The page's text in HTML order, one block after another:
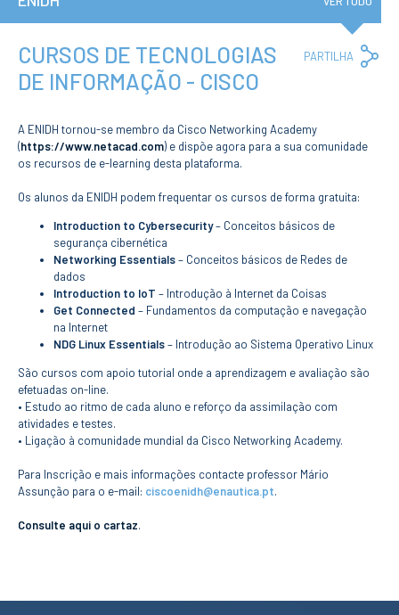
Privacidade e
RGPD
Política de
Avaliação e
Identidade de
Marca
Protocolos
Contratação
Canal de Denúncia
Campus
Notícias
Agenda
Centenário ENIDH
Reconhecimento
de Habilitações
CURSOS
Mestrados
Cursos TeSP
Cursos de Curta
CURSOS DE TECNOLOGIAS
DE INFORMAÇÃO - CISCO
PARTILHA
A ENIDH tornou-se membro da Cisco Networking Academy
(https://www.netacad.com) e dispõe agora para a sua comunidade
os recursos de e-learning desta plataforma.
Os alunos da ENIDH podem frequentar os cursos de forma gratuita:
Introduction to Cybersecurity– Conceitos básicos de
segurança cibernética
Networking Essentials– Conceitos básicos de Redes de
dados
Introduction to IoT – Introdução à Internet da Coisas
Get Connected – Fundamentos da computação e navegação
na Internet
NDG Linux Essentials– Introdução ao Sistema Operativo Linux
São cursos com apoio tutorial onde a aprendizagem e avaliação são
efetuadas on-line.
• Estudo ao ritmo de cada aluno e reforço da assimilação com
atividades e testes.
• Ligação à comunidade mundial da Cisco Networking Academy.
Para Inscrição e mais informações contacte professor Mário
Assunção para o e-mail: ciscoenidh@enautica.pt.
Consulte aqui o cartaz.